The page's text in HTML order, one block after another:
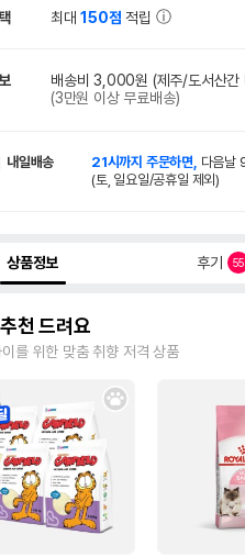
최대150점 적립
배송비 3,000원 (제주/도서산간
(3만원 이상 무료배송)
내일배송 21시까지 주문하면, 다음날
(토, 일요일/공휴일 제외)
상품정보 후기 55
천 드려요
를 위한 맞춤 취향 저격 상품